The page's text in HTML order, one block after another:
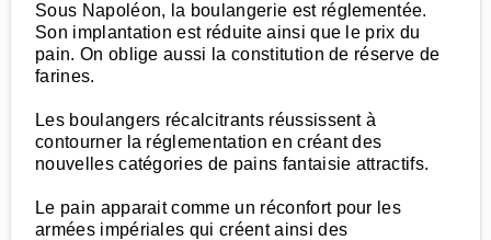
Sous Napoléon, la boulangerie est réglementée.
Son implantation est réduite ainsi que le prix du
pain. On oblige aussi la constitution de réserve de
farines.
Les boulangers récalcitrants réussissent à
contourner la réglementation en créant des
nouvelles catégories de pains fantaisie attractifs.
Le pain apparait comme un réconfort pour les
armées impériales qui créent ainsi des